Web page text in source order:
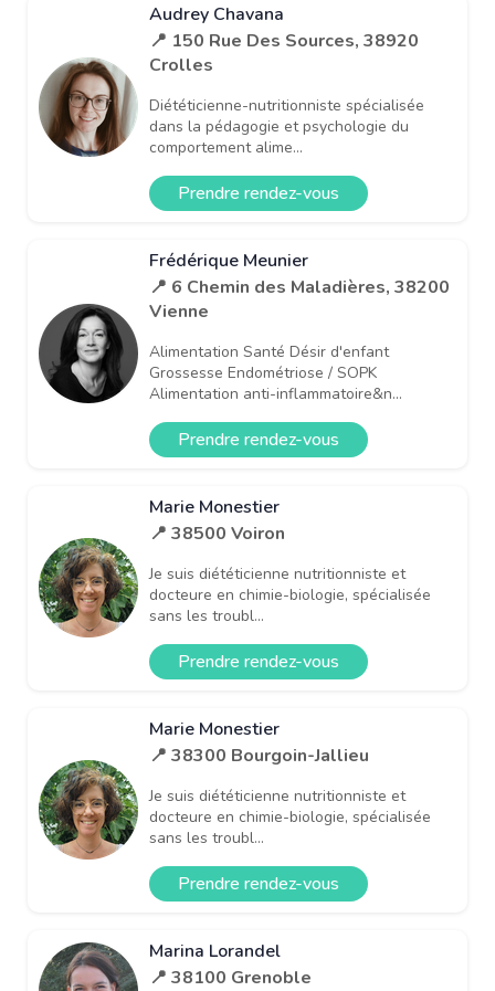
Audrey Chavana
📍 150 Rue Des Sources, 38920
Crolles
Diététicienne-nutritionniste spécialisée
dans la pédagogie et psychologie du
comportement alime...
Prendre rendez-vous
Frédérique Meunier
📍 6 Chemin des Maladières, 38200
Vienne
Alimentation Santé Désir d'enfant
Grossesse Endométriose / SOPK
Alimentation anti-inflammatoire&n...
Prendre rendez-vous
Marie Monestier
📍 38500 Voiron
Je suis diététicienne nutritionniste et
docteure en chimie-biologie, spécialisée
sans les troubl...
Prendre rendez-vous
Marie Monestier
📍 38300 Bourgoin-Jallieu
Je suis diététicienne nutritionniste et
docteure en chimie-biologie, spécialisée
sans les troubl...
Prendre rendez-vous
Marina Lorandel
📍 38100 Grenoble